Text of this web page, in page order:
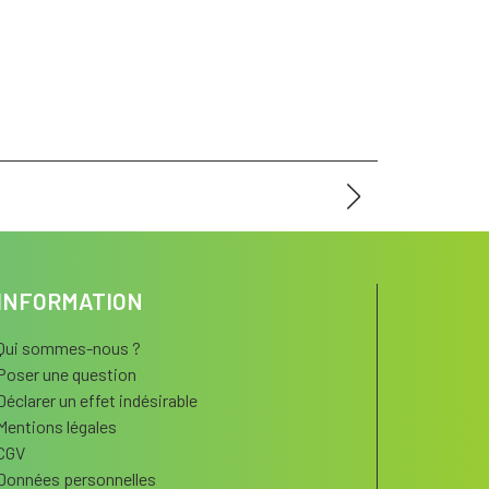
sommes-nous ?
une question
un effet indésirable
légales
personnelles